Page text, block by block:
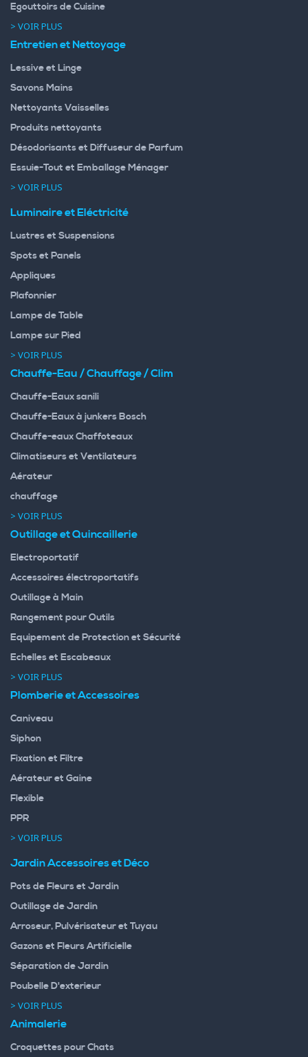
Egouttoirs de Cuisine
> VOIR PLUS
Entretien et Nettoyage
Lessive et Linge
Savons Mains
Nettoyants Vaisselles
Produits nettoyants
Désodorisants et Diffuseur de Parfum
Essuie-Tout et Emballage Ménager
> VOIR PLUS
Luminaire et Eléctricité
Lustres et Suspensions
Spots et Panels
Appliques
Plafonnier
Lampe de Table
Lampe sur Pied
> VOIR PLUS
Chauffe-Eau / Chauffage / Clim
Chauffe-Eaux sanili
Chauffe-Eaux à junkers Bosch
Chauffe-eaux Chaffoteaux
Climatiseurs et Ventilateurs
Aérateur
chauffage
> VOIR PLUS
Outillage et Quincaillerie
Electroportatif
Accessoires électroportatifs
Outillage à Main
Rangement pour Outils
Equipement de Protection et Sécurité
Echelles et Escabeaux
> VOIR PLUS
Plomberie et Accessoires
Caniveau
Siphon
Fixation et Filtre
Aérateur et Gaine
Flexible
PPR
> VOIR PLUS
Jardin Accessoires et Déco
Pots de Fleurs et Jardin
Outillage de Jardin
Arroseur, Pulvérisateur et Tuyau
Gazons et Fleurs Artificielle
Séparation de Jardin
Poubelle D'exterieur
> VOIR PLUS
Animalerie
Croquettes pour Chats